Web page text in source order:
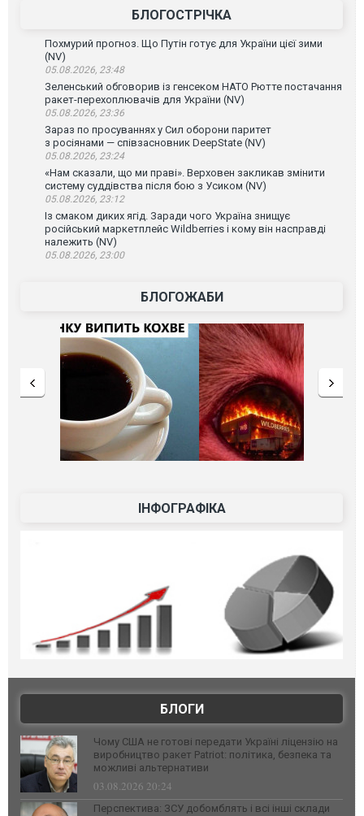
БЛОГОСТРІЧКА
Похмурий прогноз. Що Путін готує для України цієї зими
(NV)
05.08.2026, 23:48
Зеленський обговорив із генсеком НАТО Рютте постачання
ракет-перехоплювачів для України (NV)
05.08.2026, 23:36
Зараз по просуваннях у Сил оборони паритет
з росіянами — співзасновник DeepState (NV)
05.08.2026, 23:24
«Нам сказали, що ми праві». Верховен закликав змінити
систему суддівства після бою з Усиком (NV)
05.08.2026, 23:12
Із смаком диких ягід. Заради чого Україна знищує
російський маркетплейс Wildberries і кому він насправді
належить (NV)
05.08.2026, 23:00
БЛОГОЖАБИ
ІНФОГРАФІКА
БЛОГИ
Чому США не готові передати Україні ліцензію на
виробництво ракет Patriot: політика, безпека та
можливі альтернативи
03.08.2026 20:24
Перспектива: ЗСУ добомблять і всі інші склади